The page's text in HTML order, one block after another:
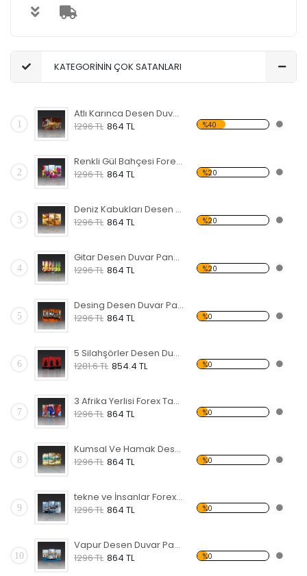
KATEGORİNİN ÇOK SATANLARI
1
Atlı Karınca Desen Duvar Panosu
1296 TL 864 TL %40
2
Renkli Gül Bahçesi Forex Tablo
1296 TL 864 TL %20
3
Deniz Kabukları Desen Duvar Panosu
1296 TL 864 TL %20
4
Gitar Desen Duvar Panosu
1296 TL 864 TL %20
5
Desing Desen Duvar Panosu
1296 TL 864 TL %0
6
5 Silahşörler Desen Duvar Panosu
1281.6 TL 854.4 TL %0
7
3 Afrika Yerlisi Forex Tablo
1296 TL 864 TL %0
8
Kumsal Ve Hamak Desen Duvar Panosu
1296 TL 864 TL %0
9
tekne ve İnsanlar Forex Tablo
1296 TL 864 TL %0
10
Vapur Desen Duvar Panosu
1296 TL 864 TL %0